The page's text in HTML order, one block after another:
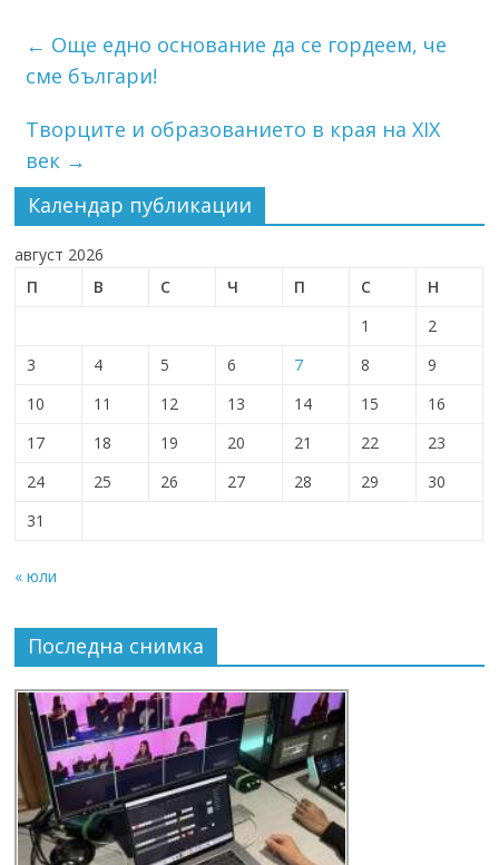
← Още едно основание да се гордеем, че
сме българи!
Творците и образованието в края на XIX
век →
Календар публикации
август 2026
П
В С Ч П С
Н
1
2
3
4 5 6 7 8
9
10
11 12 13 14 15
16
17
18 19 20 21 22
23
24
25 26 27 28 29
30
31
« юли
Последна снимка